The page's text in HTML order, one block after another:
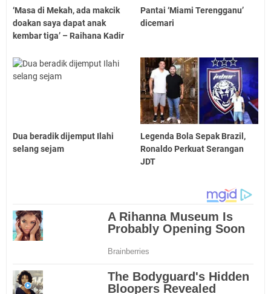
‘Masa di Mekah, ada makcik
doakan saya dapat anak
kembar tiga’ – Raihana Kadir
Pantai ‘Miami Terengganu’
dicemari
Dua beradik dijemput Ilahi
selang sejam
Legenda Bola Sepak Brazil,
Ronaldo Perkuat Serangan
JDT